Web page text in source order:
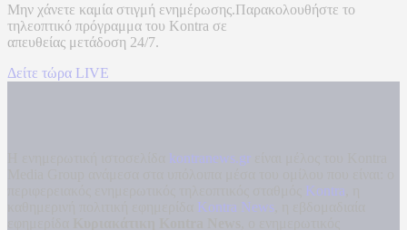
Μην χάνετε καμία στιγμή ενημέρωσης.Παρακολουθήστε το
τηλεοπτικό πρόγραμμα του Kontra σε
απευθείας μετάδοση 24/7.
Δείτε τώρα LIVE
kontranews.gr
Kontra
Kontra News